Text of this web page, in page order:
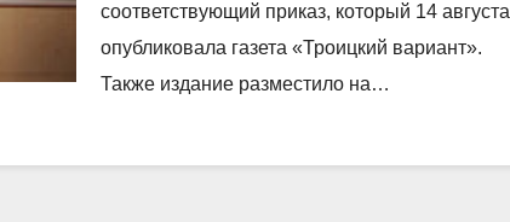
соответствующий приказ, который 14 августа
опубликовала газета «Троицкий вариант».
Также издание разместило на…